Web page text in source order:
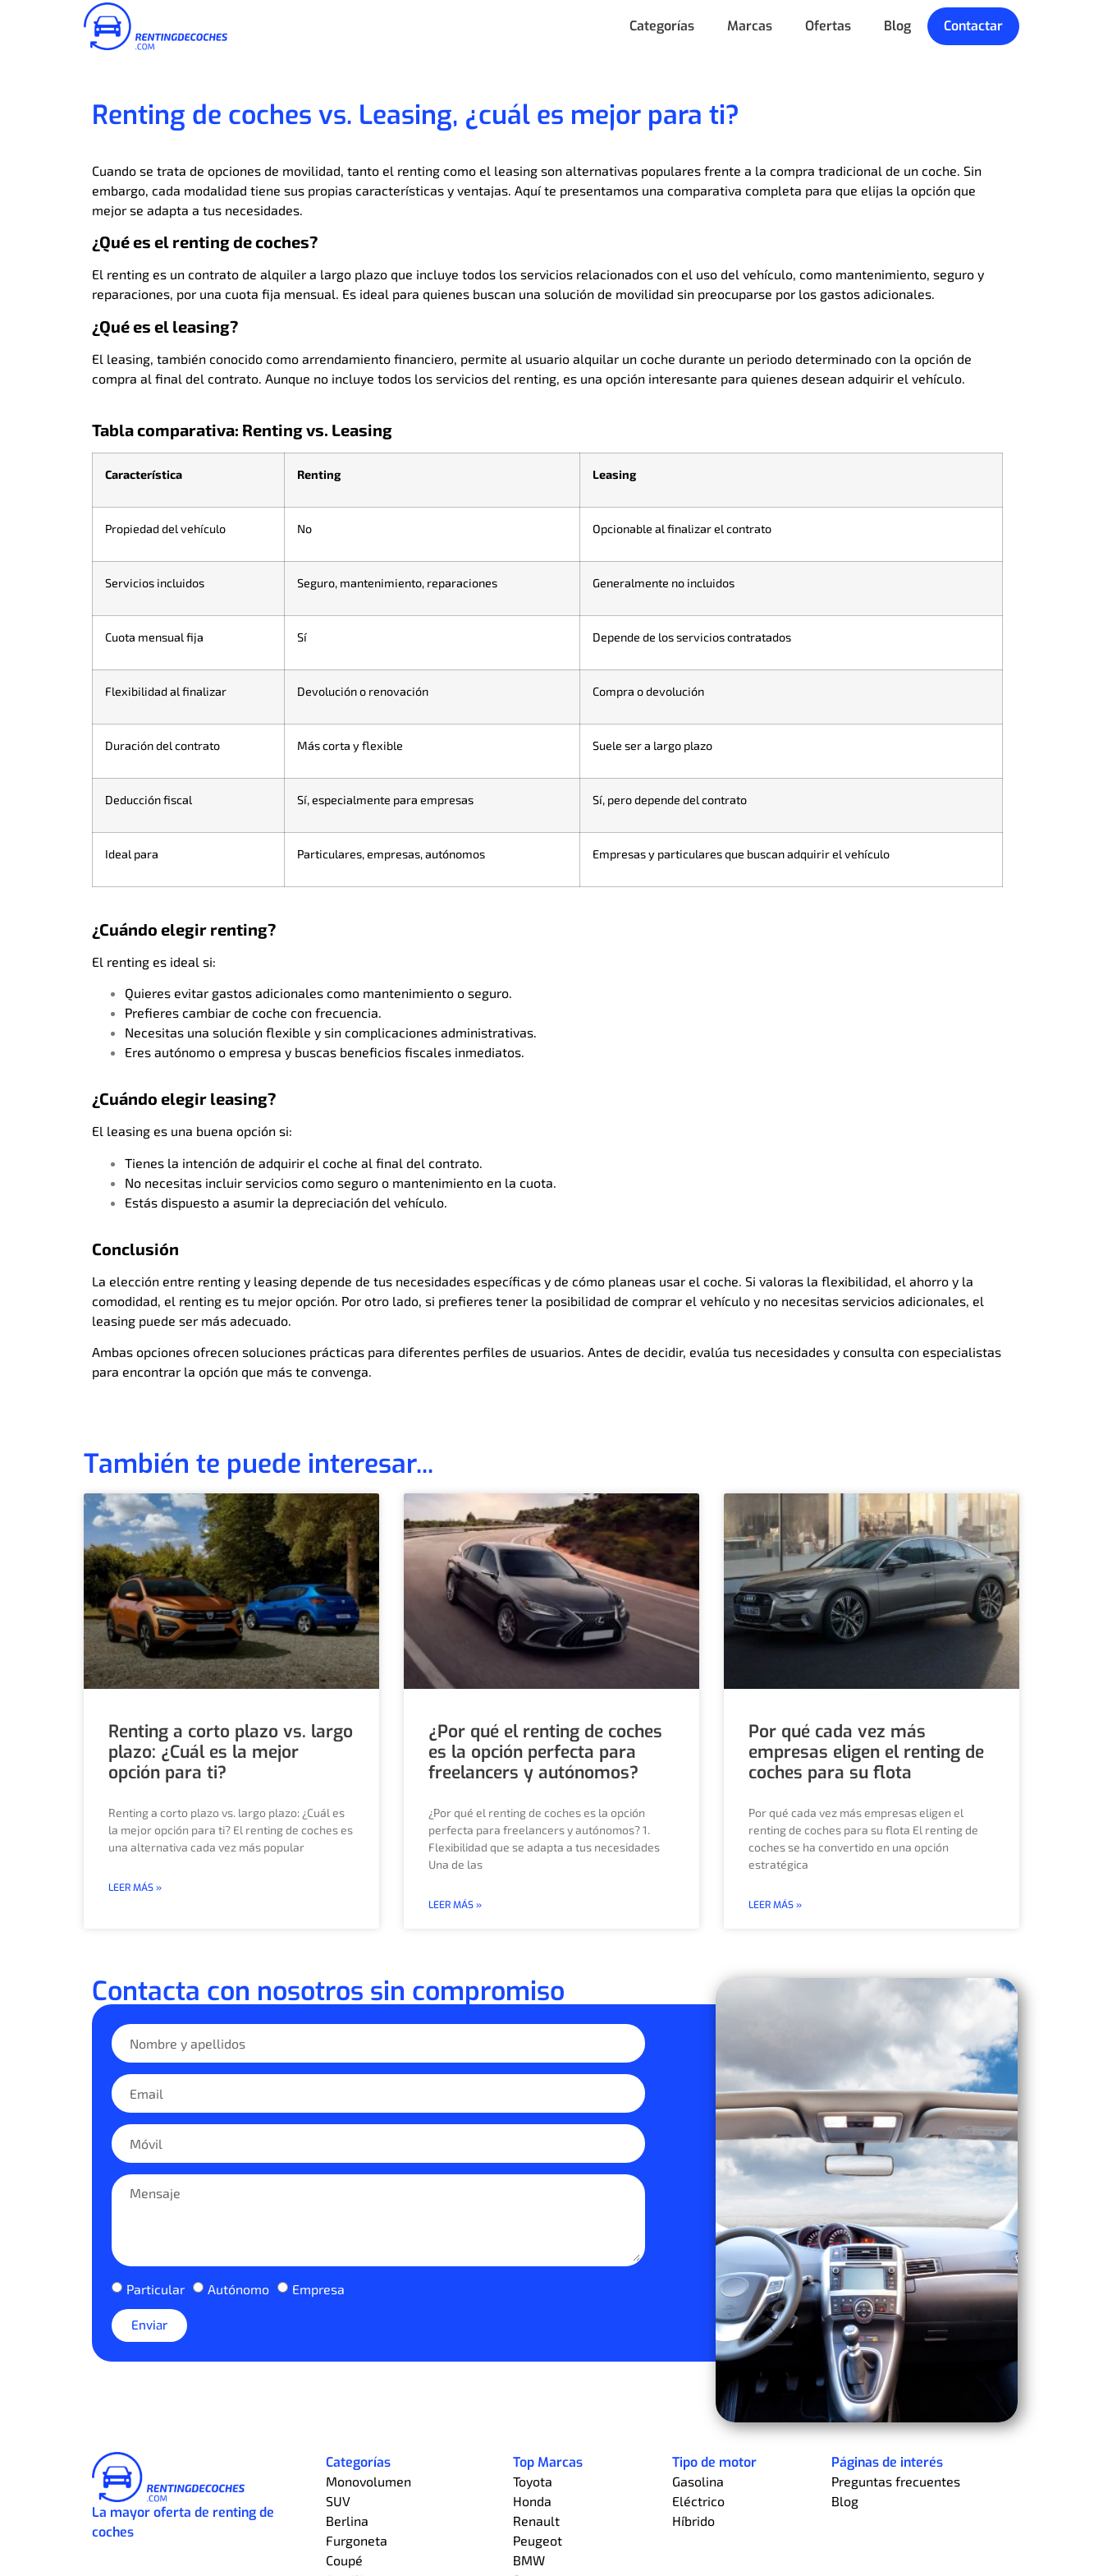
Categorías Marcas Ofertas Blog Contactar
Renting de coches vs. Leasing, ¿cuál es mejor para ti?
Cuando se trata de opciones de movilidad, tanto el renting como el leasing son alternativas populares frente a la compra tradicional de un coche. Sin
embargo, cada modalidad tiene sus propias características y ventajas. Aquí te presentamos una comparativa completa para que elijas la opción que
mejor se adapta a tus necesidades.
¿Qué es el renting de coches?
El renting es un contrato de alquiler a largo plazo que incluye todos los servicios relacionados con el uso del vehículo, como mantenimiento, seguro y
reparaciones, por una cuota fija mensual. Es ideal para quienes buscan una solución de movilidad sin preocuparse por los gastos adicionales.
¿Qué es el leasing?
El leasing, también conocido como arrendamiento financiero, permite al usuario alquilar un coche durante un periodo determinado con la opción de
compra al final del contrato. Aunque no incluye todos los servicios del renting, es una opción interesante para quienes desean adquirir el vehículo.
Tabla comparativa: Renting vs. Leasing
Característica Renting Leasing
Propiedad del vehículo No Opcionable al finalizar el contrato
Servicios incluidos Seguro, mantenimiento, reparaciones Generalmente no incluidos
Cuota mensual fija Sí Depende de los servicios contratados
Flexibilidad al finalizar Devolución o renovación Compra o devolución
Duración del contrato Más corta y flexible Suele ser a largo plazo
Deducción fiscal Sí, especialmente para empresas Sí, pero depende del contrato
Ideal para Particulares, empresas, autónomos Empresas y particulares que buscan adquirir el vehículo
¿Cuándo elegir renting?
El renting es ideal si:
Quieres evitar gastos adicionales como mantenimiento o seguro.
Prefieres cambiar de coche con frecuencia.
Necesitas una solución flexible y sin complicaciones administrativas.
Eres autónomo o empresa y buscas beneficios fiscales inmediatos.
¿Cuándo elegir leasing?
El leasing es una buena opción si:
Tienes la intención de adquirir el coche al final del contrato.
No necesitas incluir servicios como seguro o mantenimiento en la cuota.
Estás dispuesto a asumir la depreciación del vehículo.
Conclusión
La elección entre renting y leasing depende de tus necesidades específicas y de cómo planeas usar el coche. Si valoras la flexibilidad, el ahorro y la
comodidad, el renting es tu mejor opción. Por otro lado, si prefieres tener la posibilidad de comprar el vehículo y no necesitas servicios adicionales, el
leasing puede ser más adecuado.
Ambas opciones ofrecen soluciones prácticas para diferentes perfiles de usuarios. Antes de decidir, evalúa tus necesidades y consulta con especialistas
para encontrar la opción que más te convenga.
También te puede interesar...
Renting a corto plazo vs. largo
plazo: ¿Cuál es la mejor
opción para ti?
Renting a corto plazo vs. largo plazo: ¿Cuál es
la mejor opción para ti? El renting de coches es
una alternativa cada vez más popular
LEER MÁS »
¿Por qué el renting de coches
es la opción perfecta para
freelancers y autónomos?
¿Por qué el renting de coches es la opción
perfecta para freelancers y autónomos? 1.
Flexibilidad que se adapta a tus necesidades
Una de las
LEER MÁS »
Por qué cada vez más
empresas eligen el renting de
coches para su flota
Por qué cada vez más empresas eligen el
renting de coches para su flota El renting de
coches se ha convertido en una opción
estratégica
LEER MÁS »
Contacta con nosotros sin compromiso
Particular Autónomo Empresa
Enviar
La mayor oferta de renting de
coches
Categorías
Monovolumen
SUV
Berlina
Furgoneta
Coupé
Top Marcas
Toyota
Honda
Renault
Peugeot
BMW
Tipo de motor
Gasolina
Eléctrico
Híbrido
Páginas de interés
Preguntas frecuentes
Blog